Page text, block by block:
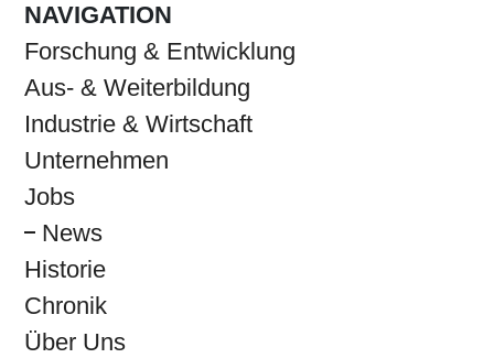
NAVIGATION
Forschung & Entwicklung
Aus- & Weiterbildung
Industrie & Wirtschaft
Unternehmen
Jobs
News
Historie
Chronik
Über Uns